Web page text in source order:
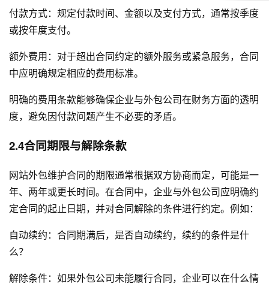
付款方式：规定付款时间、金额以及支付方式，通常按季度
或按年度支付。
额外费用：对于超出合同约定的额外服务或紧急服务，合同
中应明确规定相应的费用标准。
明确的费用条款能够确保企业与外包公司在财务方面的透明
度，避免因付款问题产生不必要的矛盾。
2.4合同期限与解除条款
网站外包维护合同的期限通常根据双方协商而定，可能是一
年、两年或更长时间。在合同中，企业与外包公司应明确约
定合同的起止日期，并对合同解除的条件进行约定。例如：
自动续约：合同期满后，是否自动续约，续约的条件是什
么？
解除条件：如果外包公司未能履行合同，企业可以在什么情